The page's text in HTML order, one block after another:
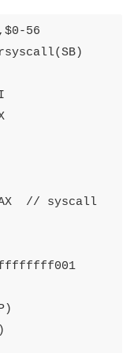
$0-56
(SB)
// syscall
)